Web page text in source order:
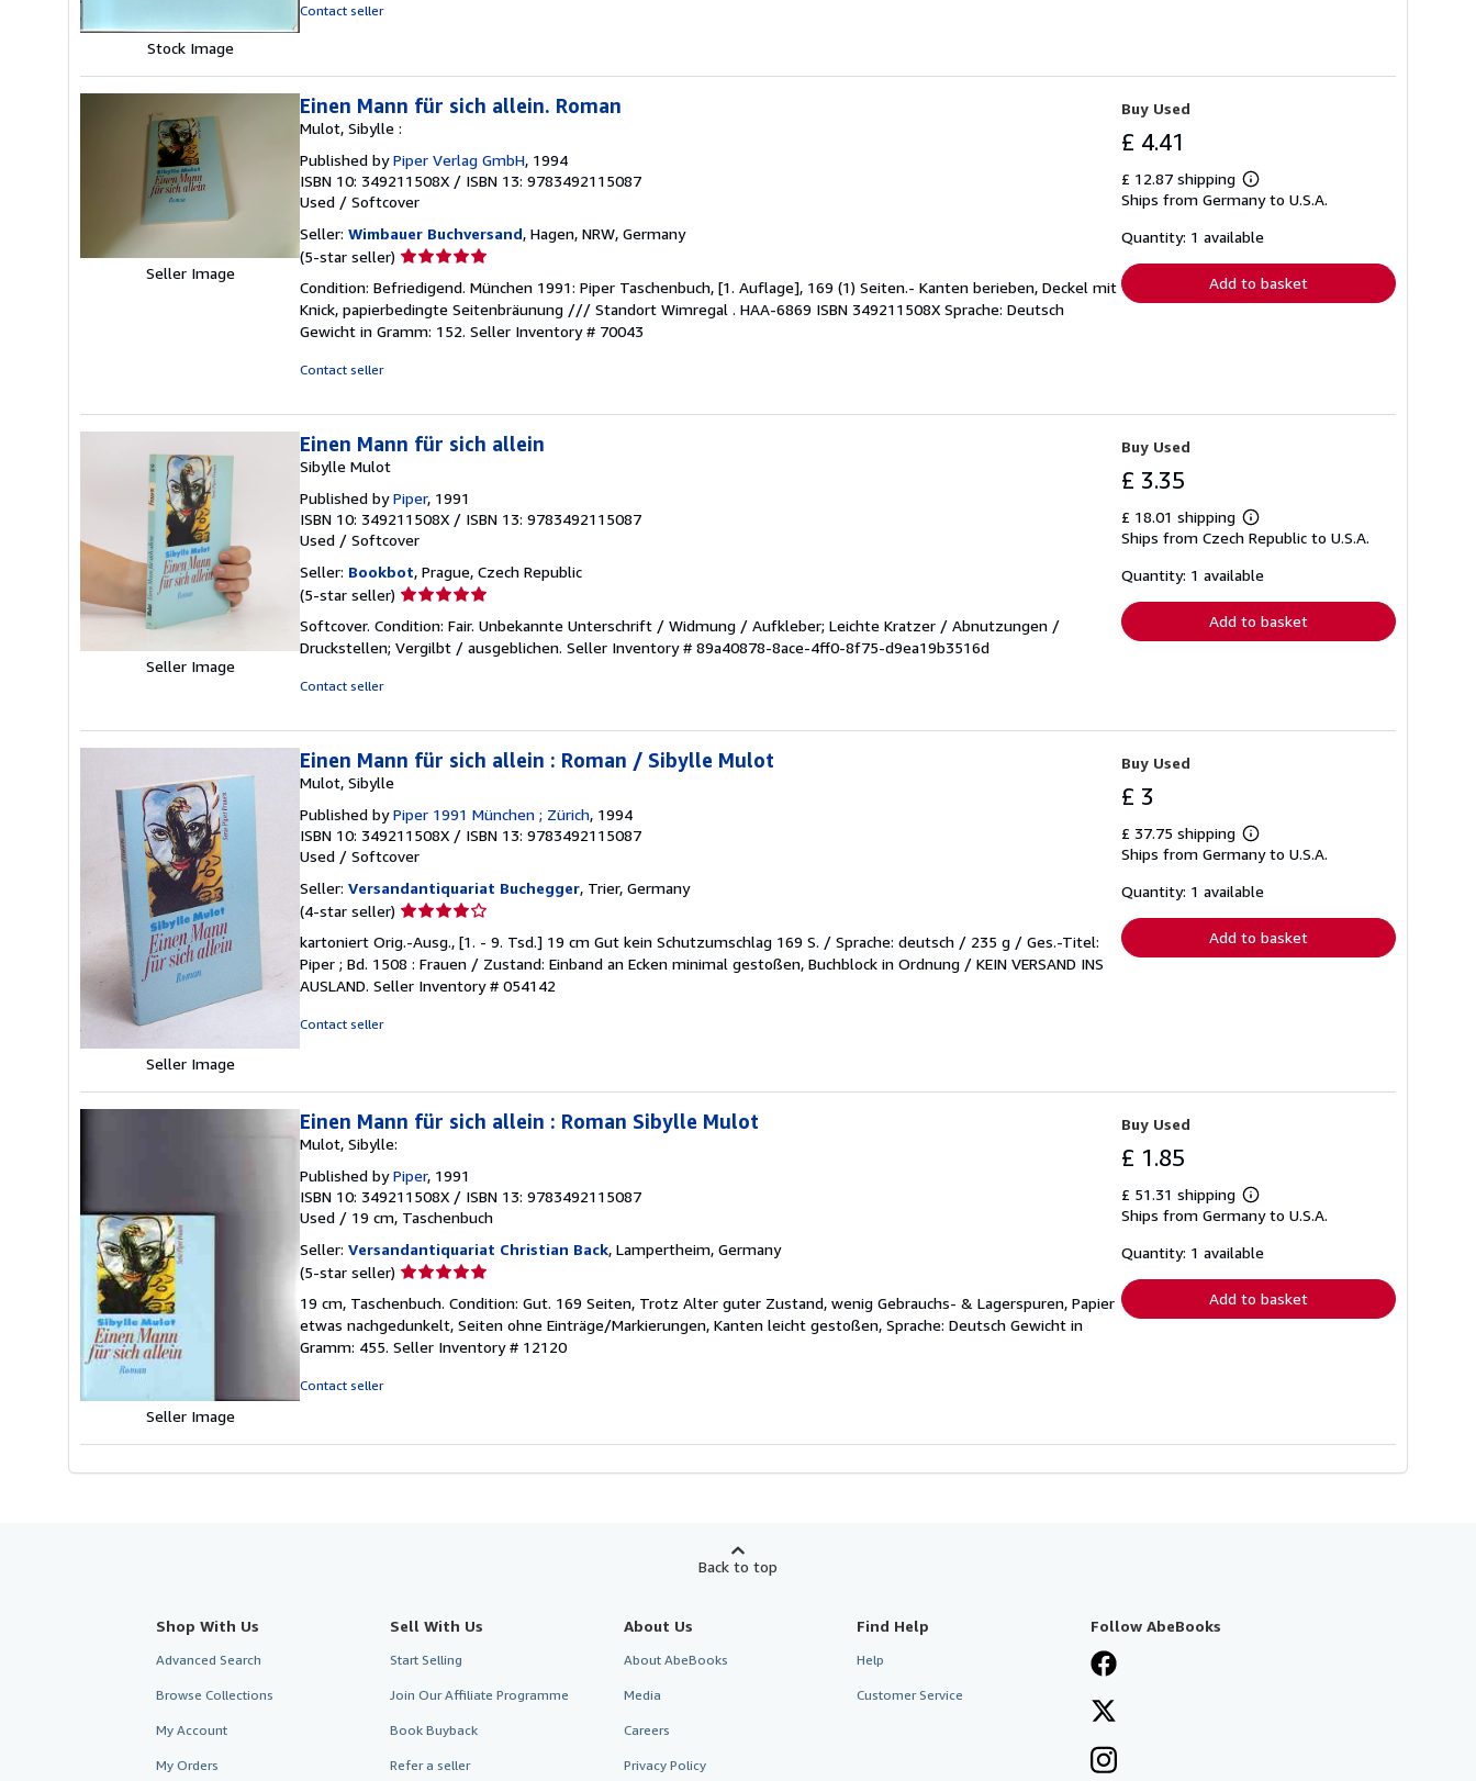
Stock Image
Contact seller
Seller Image
Einen Mann für sich allein. Roman
Mulot, Sibylle :
Published byPiper Verlag GmbH, 1994
ISBN 10: 349211508X / ISBN 13: 9783492115087
Used / Softcover
Seller: Wimbauer Buchversand, Hagen, NRW, Germany
(5-star seller) Seller
5
out
of
Condition: Befriedigend. München 1991: Piper Taschenbuch, [1. Auflage], 169 (1) Seiten.- Kanten berieben, Deckel mit
Knick, papierbedingte Seitenbräunung /// Standort Wimregal . HAA-6869 ISBN 349211508X Sprache: Deutsch
Gewicht in Gramm: 152. Seller Inventory # 70043
Contact seller
Buy Used
£ 4.41
£ 12.87 shipping
Learn
more
shipping
Ships from Germany to U.S.A.
Quantity: 1 available
Add to basket
Seller Image
Einen Mann für sich allein
Sibylle Mulot
Published byPiper, 1991
ISBN 10: 349211508X / ISBN 13: 9783492115087
Used / Softcover
Seller: Bookbot, Prague, Czech Republic
(5-star seller) Seller
5
out
Softcover. Condition: Fair. Unbekannte Unterschrift / Widmung / Aufkleber; Leichte Kratzer / Abnutzungen /
Druckstellen; Vergilbt / ausgeblichen. Seller Inventory # 89a40878-8ace-4ff0-8f75-d9ea19b3516d
Contact seller
Buy Used
£ 3.35
£ 18.01 shipping
Learn
more
shipping
Ships from Czech Republic to U.S.A.
Quantity: 1 available
Add to basket
Seller Image
Einen Mann für sich allein : Roman / Sibylle Mulot
Mulot, Sibylle
Published byPiper 1991 München ; Zürich, 1994
ISBN 10: 349211508X / ISBN 13: 9783492115087
Used / Softcover
Seller: Versandantiquariat Buchegger, Trier, Germany
(4-star seller) Seller
4
out
of
kartoniert Orig.-Ausg., [1. - 9. Tsd.] 19 cm Gut kein Schutzumschlag 169 S. / Sprache: deutsch / 235 g / Ges.-Titel:
Piper ; Bd. 1508 : Frauen / Zustand: Einband an Ecken minimal gestoßen, Buchblock in Ordnung / KEIN VERSAND INS
AUSLAND. Seller Inventory # 054142
Contact seller
Buy Used
£ 3
£ 37.75 shipping
Learn
more
shipping
Ships from Germany to U.S.A.
Quantity: 1 available
Add to basket
Seller Image
Einen Mann für sich allein : Roman Sibylle Mulot
Mulot, Sibylle:
Published byPiper, 1991
ISBN 10: 349211508X / ISBN 13: 9783492115087
Used / 19 cm, Taschenbuch
Seller: Versandantiquariat Christian Back, Lampertheim, Germany
(5-star seller) Seller
5
out
of
19 cm, Taschenbuch. Condition: Gut. 169 Seiten, Trotz Alter guter Zustand, wenig Gebrauchs- & Lagerspuren, Papier
etwas nachgedunkelt, Seiten ohne Einträge/Markierungen, Kanten leicht gestoßen, Sprache: Deutsch Gewicht in
Gramm: 455. Seller Inventory # 12120
Contact seller
Buy Used
£ 1.85
£ 51.31 shipping
Learn
more
shipping
Ships from Germany to U.S.A.
Quantity: 1 available
Add to basket
Back to top
Shop With Us
Advanced Search
Browse Collections
My Account
My Orders
Sell With Us
Start Selling
Join Our Affiliate Programme
Book Buyback
Refer a seller
About Us
About AbeBooks
Media
Careers
Privacy Policy
Find Help
Help
Customer Service
Follow AbeBooks